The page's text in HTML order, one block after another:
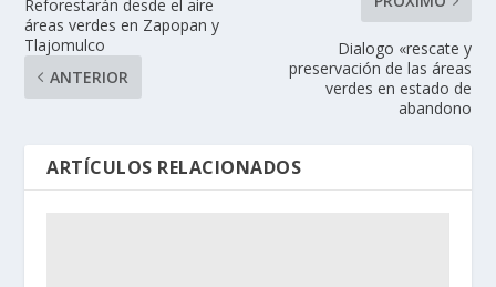
Reforestarán desde el aire
áreas verdes en Zapopan y
Tlajomulco
ANTERIOR
Dialogo «rescate y
preservación de las áreas
verdes en estado de
abandono
ARTÍCULOS RELACIONADOS